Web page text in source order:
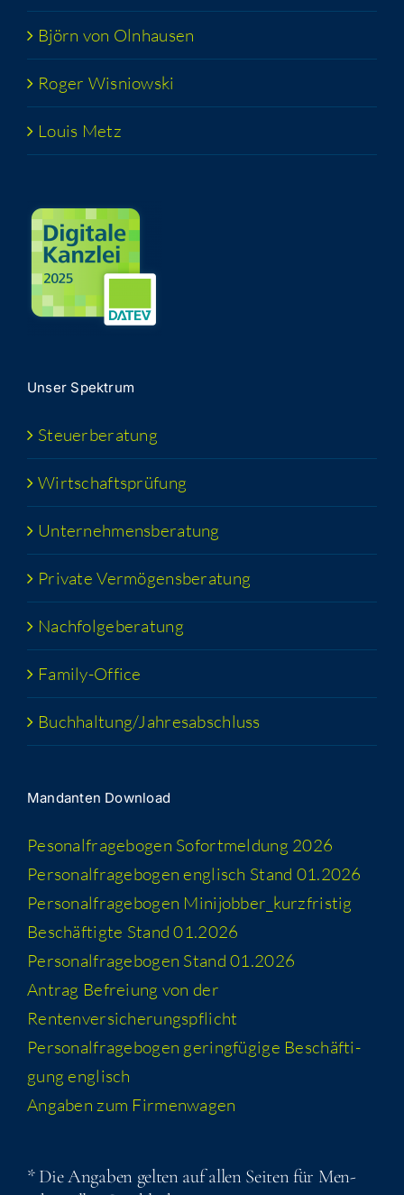
Björn von Olnhausen
Roger Wis­niow­ski
Lou­is Metz
Unser Spek­trum
Steu­er­be­ra­tung
Wirt­schafts­prü­fung
Unter­neh­mens­be­ra­tung
Pri­va­te Vermögensberatung
Nach­fol­ge­be­ra­tung
Fami­­ly-Office
Buchhaltung/​​Jahresabschluss
Man­dan­ten Download
Peso­nal­fra­ge­bo­gen Sofort­mel­dung 2026
Per­so­nal­fra­ge­bo­gen eng­lisch Stand 01.2026
Per­so­nal­fra­ge­bo­gen Minijobber_​kurzfristig
Beschäf­tig­te Stand 01.2026
Per­so­nal­fra­ge­bo­gen Stand 01.2026
Antrag Befrei­ung von der
Rentenversicherungspflicht
Per­so­nal­fra­ge­bo­gen gering­fü­gi­ge Beschäf­ti­
gung englisch
Anga­ben zum Firmenwagen
* Die Anga­ben gel­ten auf allen Sei­ten für Men­